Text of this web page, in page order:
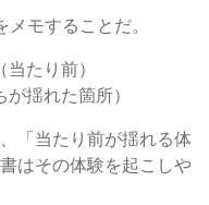
モすることだ。
たり前）
揺れた箇所）
「当たり前が揺れる体
はその体験を起こしや